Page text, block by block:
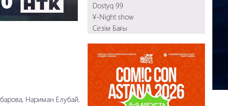
Нариман Елубай,
Сүйіктім
Шыңға шық
103
Қыз қиялы
Преподы
Қағаз кеме
ВУЗЕРЫ
Зауал
Ауылдастар
Dostyq 99
Ұ-Night show
Сезім Бағы